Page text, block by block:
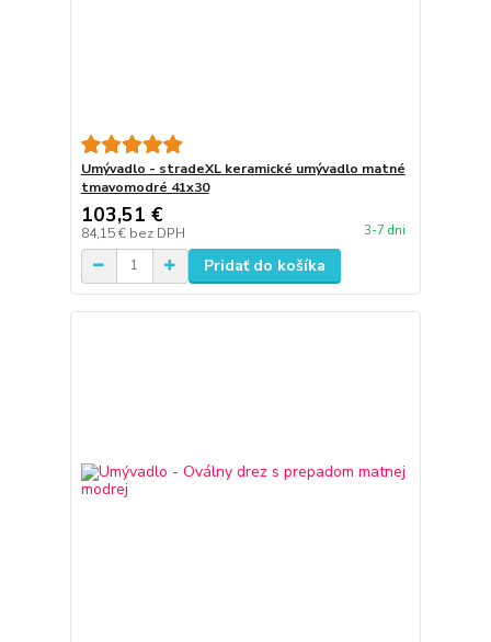
Umývadlo - stradeXL keramické umývadlo matné
tmavomodré 41x30
103,51 €
84,15 € bez DPH 3-7 dni
Pridať do košíka